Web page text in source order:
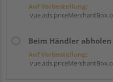
Auf Vorbestellung:
Beim Händler abholen
Auf Vorbestellung: